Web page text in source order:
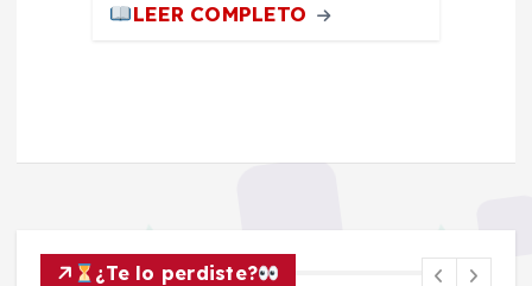
LEER COMPLETO
¿Te lo perdiste?